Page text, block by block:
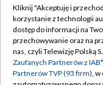
Abonament TVP
Emisja w TVP
Centrum
Kliknij "Akceptuję i
korzystanie z technologii
dostęp do informacji na
przechowywanie oraz na
nas, czyli Telewizję Polską
Zaufanych Partnerów z
Partnerów TVP (93 firm), w